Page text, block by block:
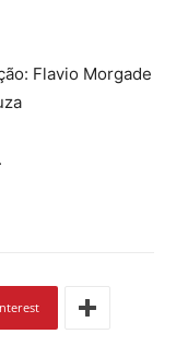
Flavio Morgade